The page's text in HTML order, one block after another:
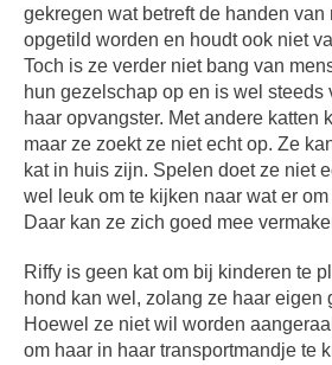
gekregen wat betreft de handen
opgetild worden en houdt ook niet
Toch is ze verder niet bang van
hun gezelschap op en is wel steeds
haar opvangster. Met andere katten
maar ze zoekt ze niet echt op. Ze
kat in huis zijn. Spelen doet ze niet
wel leuk om te kijken naar wat er
Daar kan ze zich goed mee
Riffy is geen kat om bij kinderen te
hond kan wel, zolang ze haar eigen
Hoewel ze niet wil worden
om haar in haar transportmandje te